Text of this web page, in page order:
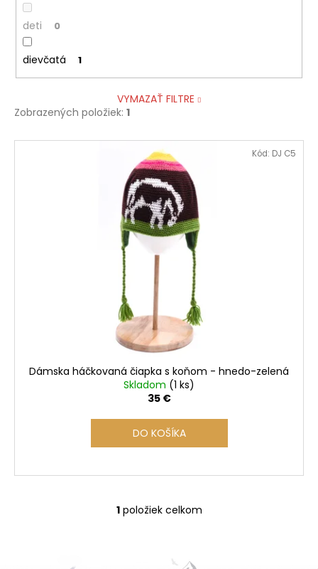
deti 0
dievčatá 1
VYMAZAŤ FILTRE
Zobrazených položiek: 1
V
Dámska háčkovaná čiapka s koňom - hnedo-zelená
Skladom (1 ks)
35 €
DO KOŠÍKA
Kód: DJ C5
O
1položiek celkom